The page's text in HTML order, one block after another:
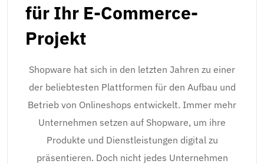
für Ihr E-Commerce-
Projekt
Shopware hat sich in den letzten Jahren zu einer
der beliebtesten Plattformen für den Aufbau und
Betrieb von Onlineshops entwickelt. Immer mehr
Unternehmen setzen auf Shopware, um ihre
Produkte und Dienstleistungen digital zu
präsentieren. Doch nicht jedes Unternehmen